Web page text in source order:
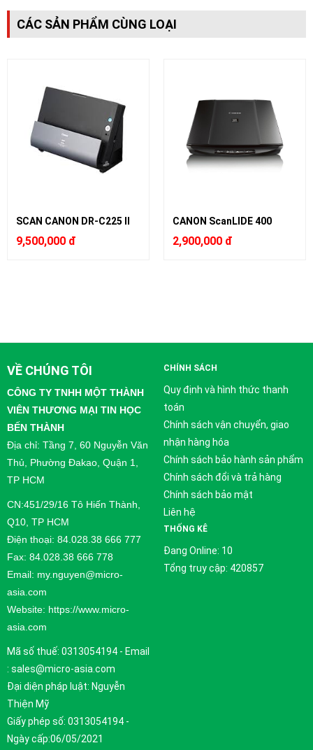
CÁC SẢN PHẨM CÙNG LOẠI
SCAN CANON DR-C225 II
9,500,000 đ
CANON ScanLIDE 400
2,900,000 đ
VỀ CHÚNG TÔI
CÔNG TY TNHH MỘT THÀNH
VIÊN THƯƠNG MẠI TIN HỌC
BẾN THÀNH
Địa chỉ: Tầng 7, 60 Nguyễn Văn
Thủ, Phường Đakao, Quận 1,
TP HCM
CN:451/29/16 Tô Hiến Thành,
Q10, TP HCM
Điện thoại: 84.028.38 666 777
Fax: 84.028.38 666 778
Email: my.nguyen@micro-
asia.com
Website: https://www.micro-
asia.com
Mã số thuế: 0313054194 - Email
: sales@micro-asia.com
Đại diện pháp luật: Nguyễn
Thiện Mỹ
Giấy phép số: 0313054194 -
Ngày cấp:06/05/2021
CHÍNH SÁCH
Quy định và hình thức thanh
toán
Chính sách vận chuyển, giao
nhận hàng hóa
Chính sách bảo hành sản phẩm
Chính sách đổi và trả hàng
Chính sách bảo mật
Liên hệ
THỐNG KÊ
Đang Online: 10
Tổng truy cập: 420857